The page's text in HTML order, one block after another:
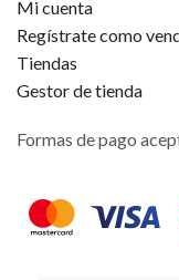
Mi cuenta
Regístrate como
Tiendas
Gestor de tienda
Formas de pago